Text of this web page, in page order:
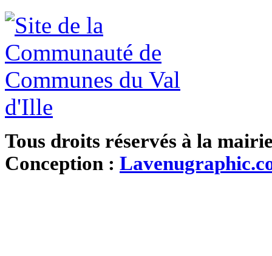
Tous droits réservés à la
Conception :